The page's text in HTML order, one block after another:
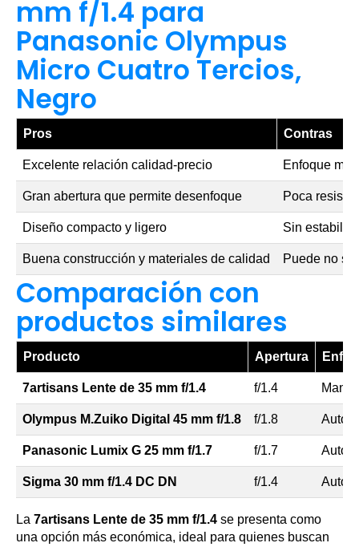
mm f/1.4 para
Panasonic Olympus
Micro Cuatro Tercios,
Negro
Pros Contras
Excelente relación calidad-precio Enfoque
Gran abertura que permite desenfoque Poca
Diseño compacto y ligero Sin
Buena construcción y materiales de calidad Puede no
Comparación con
productos similares
Producto Apertura
7artisans Lente de 35 mm f/1.4 f/1.4
Olympus M.Zuiko Digital 45 mm f/1.8 f/1.8
Panasonic Lumix G 25 mm f/1.7 f/1.7
Sigma 30 mm f/1.4 DC DN f/1.4
La 7artisans Lente de 35 mm f/1.4 se presenta como
una opción más económica, ideal para quienes buscan